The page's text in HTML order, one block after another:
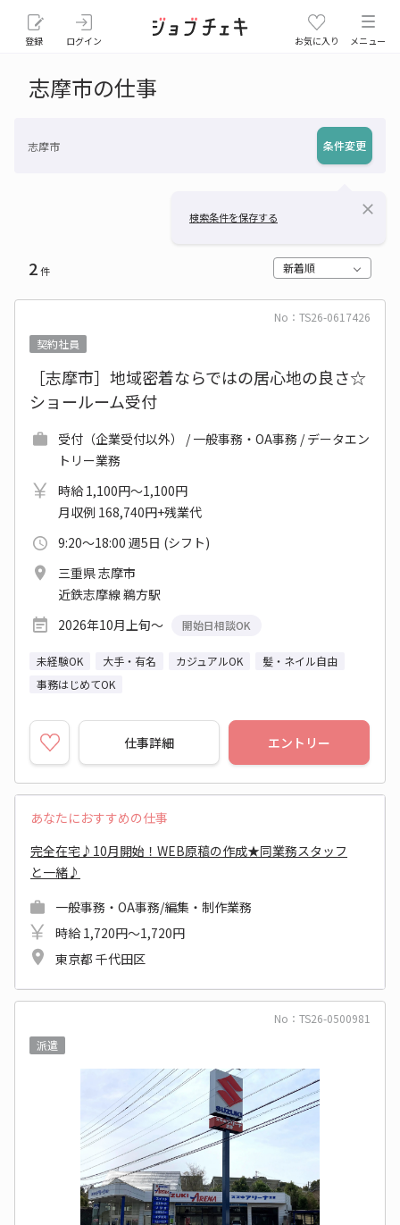
登録 ログイン お気に入り メニュー
志摩市の仕事
志摩市 条件変更
検索条件を保存する close
2件 新着順
No：TS26-0617426
契約社員
［志摩市］地域密着ならではの居心地の良さ☆
ショールーム受付
受付（企業受付以外） / 一般事務・OA事務 / データエン
トリー業務
時給 1,100円～1,100円
月収例 168,740円+残業代
9:20～18:00 週5日 (シフト)
三重県 志摩市
近鉄志摩線 鵜方駅
2026年10月上旬～
開始日相談OK
未経験OK 大手・有名 カジュアルOK
髪・ネイル自由
事務はじめてOK
仕事詳細 エントリー
あなたにおすすめの仕事
完全在宅♪10月開始！WEB原稿の作成★同業務スタッフ
と一緒♪
一般事務・OA事務/編集・制作業務
時給 1,720円～1,720円
東京都 千代田区
No：TS26-0500981
派遣